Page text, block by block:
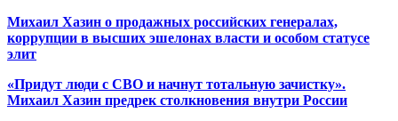
Михаил Хазин о продажных российских генералах,
коррупции в высших эшелонах власти и особом статусе
элит
«Придут люди с СВО и начнут тотальную зачистку».
Михаил Хазин предрек столкновения внутри России